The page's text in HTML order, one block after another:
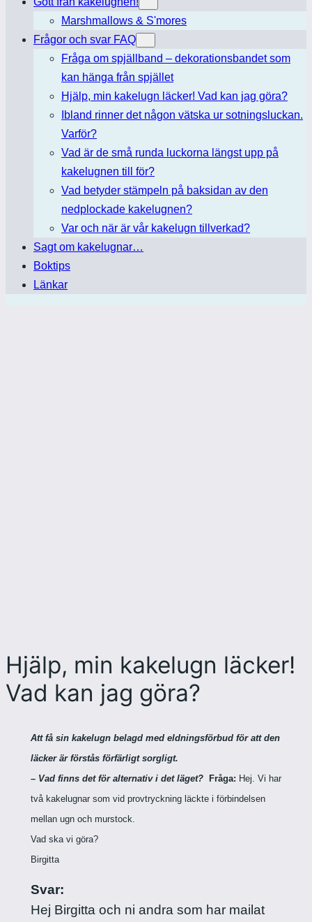
Marshmallows & S'mores
Frågor och svar FAQ
Fråga om spjällband – dekorationsbandet som
kan hänga från spjället
Hjälp, min kakelugn läcker! Vad kan jag göra?
Ibland rinner det någon vätska ur sotningsluckan.
Varför?
Vad är de små runda luckorna längst upp på
kakelugnen till för?
Vad betyder stämpeln på baksidan av den
nedplockade kakelugnen?
Var och när är vår kakelugn tillverkad?
Sagt om kakelugnar…
Boktips
Länkar
Hjälp, min kakelugn läcker!
Vad kan jag göra?
Att få sin kakelugn belagd med eldningsförbud för att den
läcker är förstås förfärligt sorgligt.
– Vad finns det för alternativ i det läget? Fråga: Hej. Vi har
två kakelugnar som vid provtryckning läckte i förbindelsen
mellan ugn och murstock.
Vad ska vi göra?
Birgitta
Svar:
Hej Birgitta och ni andra som har mailat